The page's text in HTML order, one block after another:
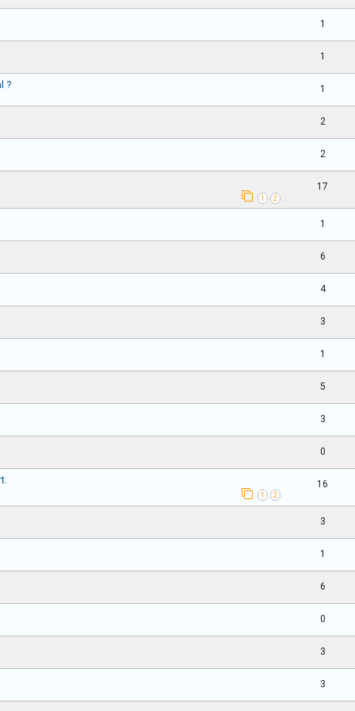
1
1
? 1
2
2
1 2
17
1
6
4
3
1
5
3
0
1 2
16
3
1
6
0
3
3